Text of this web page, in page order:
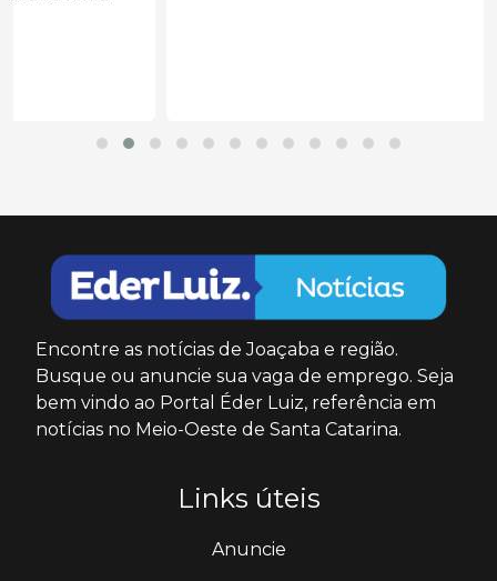
Encontre as notícias de Joaçaba e região.
Busque ou anuncie sua vaga de emprego. Seja
bem vindo ao Portal Éder Luiz, referência em
notícias no Meio-Oeste de Santa Catarina.
Links úteis
Anuncie